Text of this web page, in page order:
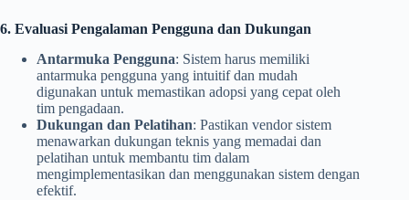
6. Evaluasi Pengalaman Pengguna dan Dukungan
Antarmuka Pengguna: Sistem harus memiliki
antarmuka pengguna yang intuitif dan mudah
digunakan untuk memastikan adopsi yang cepat oleh
tim pengadaan.
Dukungan dan Pelatihan: Pastikan vendor sistem
menawarkan dukungan teknis yang memadai dan
pelatihan untuk membantu tim dalam
mengimplementasikan dan menggunakan sistem dengan
efektif.